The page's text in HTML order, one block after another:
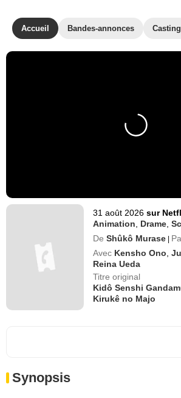
Accueil Bandes-annonces Casting
31 août 2026 sur
Animation
Drame ,
De Shûkô Murase |
Avec Kensho Ono ,
Reina Ueda
Titre original
Kidô Senshi
Kirukê no Majo
Synopsis